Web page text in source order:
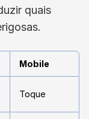
quais
Mobile
Toque